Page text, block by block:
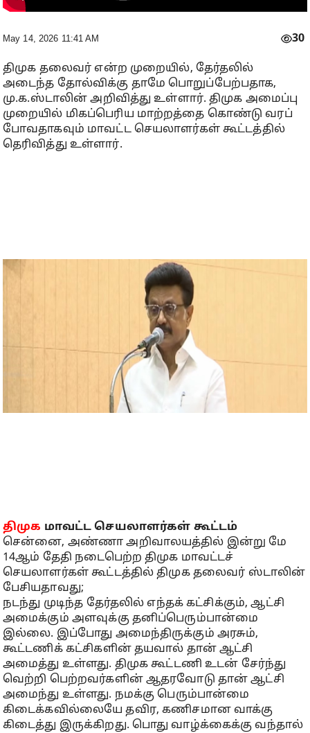
May 14, 2026 11:41 AM 30
திமுக தலைவர் என்ற முறையில், தேர்தலில்
அடைந்த தோல்விக்கு தாமே பொறுப்பேற்பதாக,
மு.க.ஸ்டாலின் அறிவித்து உள்ளார். திமுக அமைப்பு
முறையில் மிகப்பெரிய மாற்றத்தை கொண்டு வரப்
போவதாகவும் மாவட்ட செயலாளர்கள் கூட்டத்தில்
தெரிவித்து உள்ளார்.
திமுக மாவட்ட செயலாளர்கள் கூட்டம்
சென்னை, அண்ணா அறிவாலயத்தில் இன்று மே
14ஆம் தேதி நடைபெற்ற திமுக மாவட்டச்
செயலாளர்கள் கூட்டத்தில் திமுக தலைவர் ஸ்டாலின்
பேசியதாவது;
நடந்து முடிந்த தேர்தலில் எந்தக் கட்சிக்கும், ஆட்சி
அமைக்கும் அளவுக்கு தனிப்பெரும்பான்மை
இல்லை. இப்போது அமைந்திருக்கும் அரசும்,
கூட்டணிக் கட்சிகளின் தயவால் தான் ஆட்சி
அமைத்து உள்ளது. திமுக கூட்டணி உடன் சேர்ந்து
வெற்றி பெற்றவர்களின் ஆதரவோடு தான் ஆட்சி
அமைந்து உள்ளது. நமக்கு பெரும்பான்மை
கிடைக்கவில்லையே தவிர, கணிசமான வாக்கு
கிடைத்து இருக்கிறது. பொது வாழ்க்கைக்கு வந்தால்